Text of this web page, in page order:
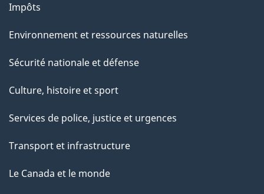
Impôts
Environnement et ressources naturelles
Sécurité nationale et défense
Culture, histoire et sport
Services de police, justice et urgences
Transport et infrastructure
Le Canada et le monde